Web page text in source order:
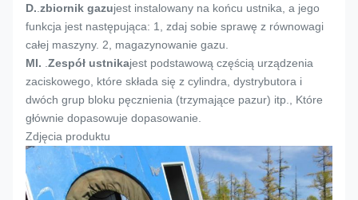
D. zbiornik gazujest instalowany na końcu ustnika, a jego
funkcja jest następująca: 1, zdaj sobie sprawę z równowagi
całej maszyny. 2, magazynowanie gazu.
MI. Zespół ustnikajest podstawową częścią urządzenia
zaciskowego, które składa się z cylindra, dystrybutora i
dwóch grup bloku pęcznienia (trzymające pazur) itp., Które
głównie dopasowuje dopasowanie.
Zdjęcia produktu